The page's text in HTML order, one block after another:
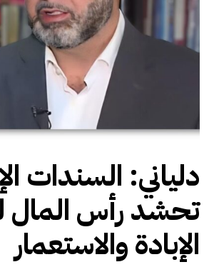
دلياني: السندات
تحشد رأس المال
الإبادة والاستعمار